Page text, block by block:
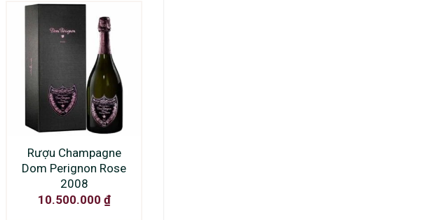
Rượu Champagne
Dom Perignon Rose
2008
10.500.000 ₫